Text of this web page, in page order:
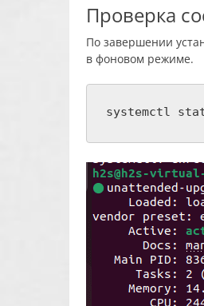
Проверка
По завершении
в фоновом режиме.
systemctl